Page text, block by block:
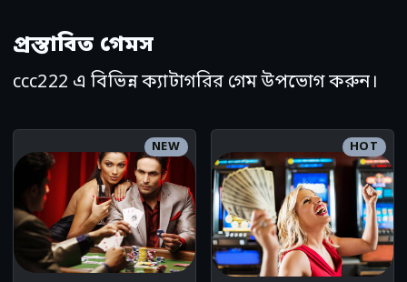
প্রস্তাবিত গেমস
ccc222 এ বিভিন্ন ক্যাটাগরির গেম উপভোগ করুন।
NEW HOT